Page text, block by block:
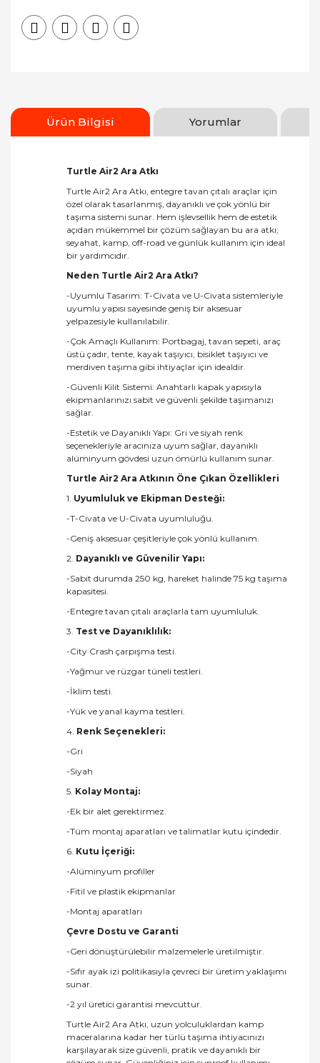
Ürün Bilgisi Yorumlar
Turtle Air2 Ara Atkı
Turtle Air2 Ara Atkı, entegre tavan çıtalı araçlar için
özel olarak tasarlanmış, dayanıklı ve çok yönlü bir
taşıma sistemi sunar. Hem işlevsellik hem de estetik
açıdan mükemmel bir çözüm sağlayan bu ara atkı;
seyahat, kamp, off-road ve günlük kullanım için ideal
bir yardımcıdır.
Neden Turtle Air2 Ara Atkı?
-Uyumlu Tasarım: T-Civata ve U-Civata sistemleriyle
uyumlu yapısı sayesinde geniş bir aksesuar
yelpazesiyle kullanılabilir.
-Çok Amaçlı Kullanım: Portbagaj, tavan sepeti, araç
üstü çadır, tente, kayak taşıyıcı, bisiklet taşıyıcı ve
merdiven taşıma gibi ihtiyaçlar için idealdir.
-Güvenli Kilit Sistemi: Anahtarlı kapak yapısıyla
ekipmanlarınızı sabit ve güvenli şekilde taşımanızı
sağlar.
-Estetik ve Dayanıklı Yapı: Gri ve siyah renk
seçenekleriyle aracınıza uyum sağlar, dayanıklı
alüminyum gövdesi uzun ömürlü kullanım sunar.
Turtle Air2 Ara Atkının Öne Çıkan Özellikleri
1. Uyumluluk ve Ekipman Desteği:
-T-Civata ve U-Civata uyumluluğu.
-Geniş aksesuar çeşitleriyle çok yönlü kullanım.
2. Dayanıklı ve Güvenilir Yapı:
-Sabit durumda 250 kg, hareket halinde 75 kg taşıma
kapasitesi.
-Entegre tavan çıtalı araçlarla tam uyumluluk.
3. Test ve Dayanıklılık:
-City Crash çarpışma testi.
-Yağmur ve rüzgar tüneli testleri.
-İklim testi.
-Yük ve yanal kayma testleri.
4. Renk Seçenekleri:
-Gri
-Siyah
5. Kolay Montaj:
-Ek bir alet gerektirmez.
-Tüm montaj aparatları ve talimatlar kutu içindedir.
6. Kutu İçeriği:
-Alüminyum profiller
-Fitil ve plastik ekipmanlar
-Montaj aparatları
Çevre Dostu ve Garanti
-Geri dönüştürülebilir malzemelerle üretilmiştir.
-Sıfır ayak izi politikasıyla çevreci bir üretim yaklaşımı
sunar.
-2 yıl üretici garantisi mevcuttur.
Turtle Air2 Ara Atkı, uzun yolculuklardan kamp
maceralarına kadar her türlü taşıma ihtiyacınızı
karşılayarak size güvenli, pratik ve dayanıklı bir